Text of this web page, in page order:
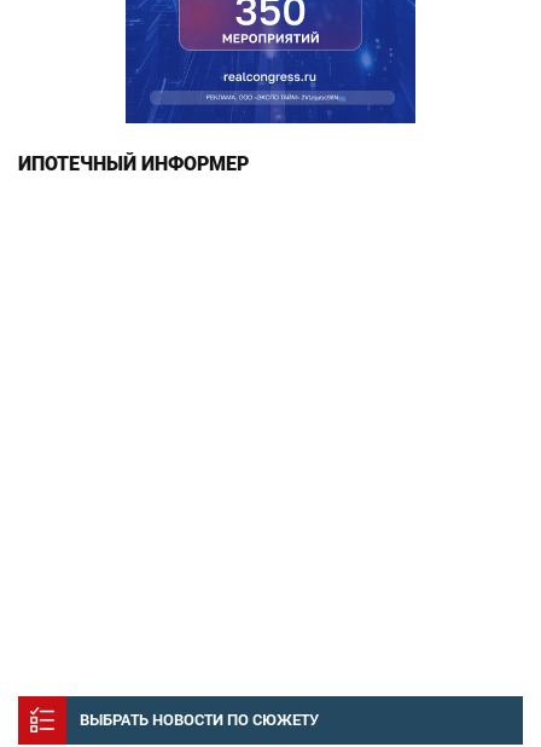
ИПОТЕЧНЫЙ ИНФОРМЕР
ВЫБРАТЬ НОВОСТИ ПО СЮЖЕТУ